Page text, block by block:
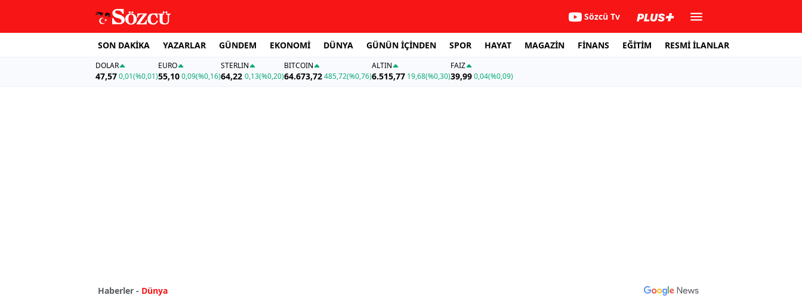
Sözcü Tv
SON DAKİKA YAZARLAR GÜNDEM EKONOMİ DÜNYA GÜNÜN İÇİNDEN SPOR HAYAT MAGAZİN FİNANS EĞİTİM RESMİ İLANLAR
DOLAR
47,570,01(%0,01)
EURO
55,10 0,09(%0,16)
STERLIN
64,22 0,13(%0,20)
BITCOIN
64.673,72485,72(%0,76)
ALTIN
6.515,77 19,68(%0,30)
FAİZ
39,990,04(%0,09)
Haberler - Dünya